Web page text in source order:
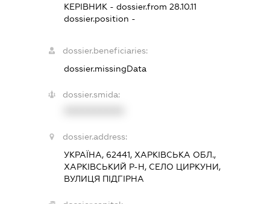
КЕРІВНИК - dossier.from 28.10.11
dossier.position -
dossier.beneficiaries:
dossier.missingData
dossier.smida:
dossier.address:
УКРАЇНА, 62441, ХАРКІВСЬКА ОБЛ.,
ХАРКІВСЬКИЙ Р-Н, СЕЛО ЦИРКУНИ,
ВУЛИЦЯ ПІДГІРНА